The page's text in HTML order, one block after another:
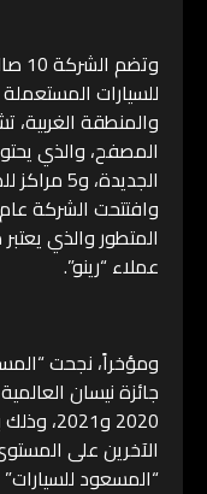
للسيارات
والمنطقة
المصفح، والذي
المتطور والذي يعتبر
عملاء “رينو”.
ومؤخراً، نجحت
جائزة نيسان
2020
الآخرين على
“المسعود